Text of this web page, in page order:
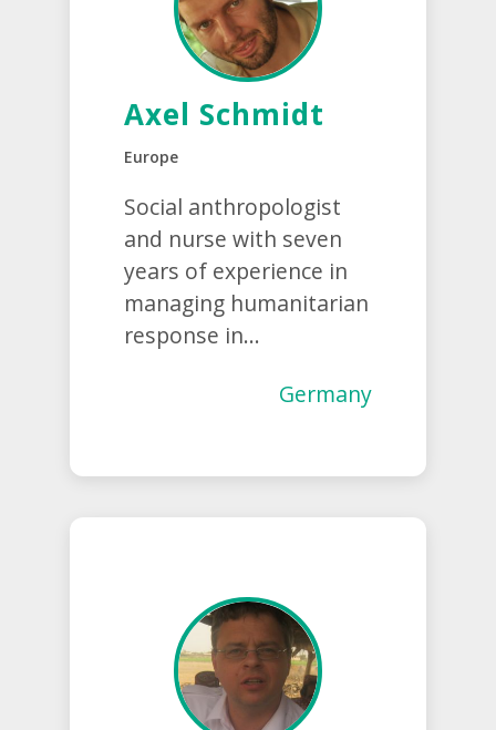
Axel Schmidt
Europe
Social anthropologist
and nurse with seven
years of experience in
managing humanitarian
response in...
Germany